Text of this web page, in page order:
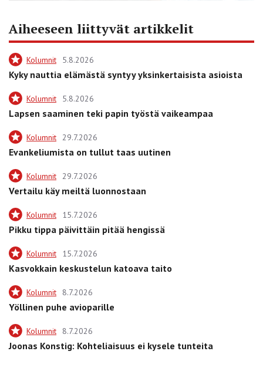
Aiheeseen liittyvät artikkelit
Kolumnit 5.8.2026
Kyky nauttia elämästä syntyy yksinkertaisista asioista
Kolumnit 5.8.2026
Lapsen saaminen teki papin työstä vaikeampaa
Kolumnit 29.7.2026
Evankeliumista on tullut taas uutinen
Kolumnit 29.7.2026
Vertailu käy meiltä luonnostaan
Kolumnit 15.7.2026
Pikku tippa päivittäin pitää hengissä
Kolumnit 15.7.2026
Kasvokkain keskustelun katoava taito
Kolumnit 8.7.2026
Yöllinen puhe avioparille
Kolumnit 8.7.2026
Joonas Konstig: Kohteliaisuus ei kysele tunteita